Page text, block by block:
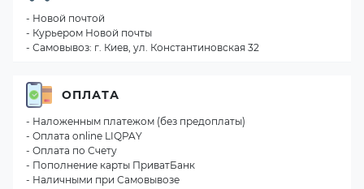
- Новой почтой
- Курьером Новой почты
- Самовывоз: г. Киев, ул. Константиновская 32
ОПЛАТА
- Наложенным платежом (без предоплаты)
- Оплата online LIQPAY
- Оплата по Счету
- Пополнение карты ПриватБанк
- Наличными при Самовывозе